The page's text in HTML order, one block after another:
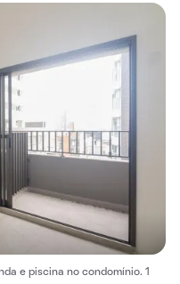
e piscina no condomínio. 1